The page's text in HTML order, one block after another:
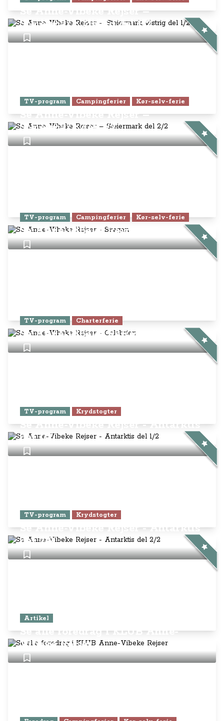
Se Anne-Vibeke Rejser –
Steiermark, Østrig del 1/2
TV-program Campingferier Kør-selv-ferie
Se Anne-Vibeke Rejser –
Steiermark del 2/2
TV-program Campingferier Kør-selv-ferie
Se Anne-Vibeke Rejser - Skagen
TV-program Charterferie
Se Anne-Vibeke Rejser - Calabrien
TV-program Krydstogter
Se Anne-Vibeke Rejser - Antarktis
del 1/2
TV-program Krydstogter
Se Anne-Vibeke Rejser - Antarktis
del 2/2
Artikel
Se alle foredrag i KLUB Anne-
Vibeke Rejser